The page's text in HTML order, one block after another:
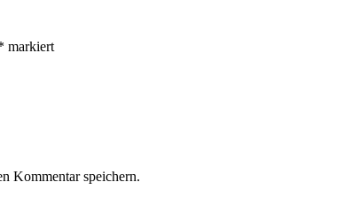
markiert
Kommentar speichern.